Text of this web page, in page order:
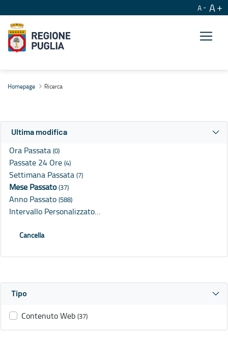
A A
Homepage Ricerca
Ultima modifica
Ora Passata (0)
Passate 24 Ore (4)
Settimana Passata (7)
Mese Passato(37)
Anno Passato (588)
Intervallo Personalizzato…
Cancella
Tipo
Contenuto Web (37)